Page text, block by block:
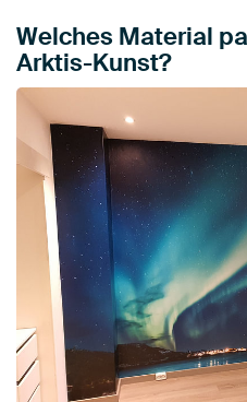
Welches Material
Arktis-Kunst?